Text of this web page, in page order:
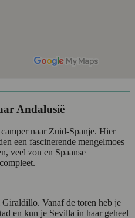
Andalusië
naar Zuid-Spanje. Hier
een fascinerende mengelmoes
veel zon en Spaanse
Vanaf de toren heb je
en kun je Sevilla in haar geheel